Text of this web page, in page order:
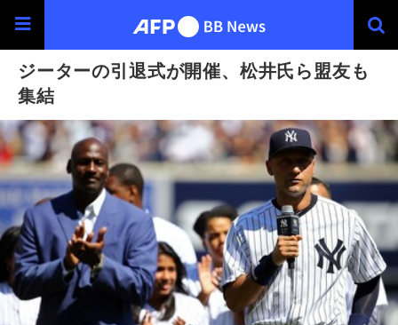
ジーターの引退式が開催、松井氏ら盟友も
集結